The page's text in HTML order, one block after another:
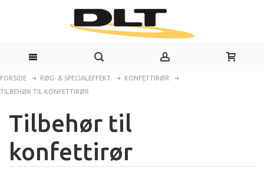
FORSIDE RØG- & SPECIALEFFEKT
KONFETTIRØR
TILBEHØR TIL KONFETTIRØR
Tilbehør til
konfettirør